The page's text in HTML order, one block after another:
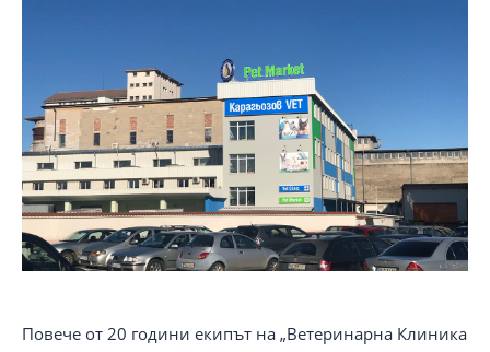
Повече от 20 години екипът на „Ветеринарна Клиника